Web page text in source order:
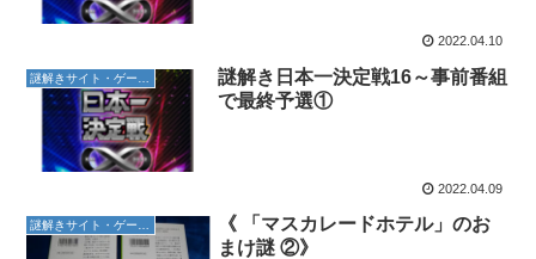
2022.04.10
謎解き日本一決定戦16～事前番組
で最終予選①
2022.04.09
謎解きサイト・ゲーム紹介
《 「マスカレードホテル」のお
まけ謎 ②》